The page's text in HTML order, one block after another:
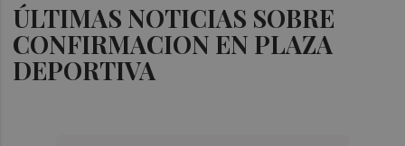
ÚLTIMAS NOTICIAS SOBRE
CONFIRMACION EN PLAZA
DEPORTIVA